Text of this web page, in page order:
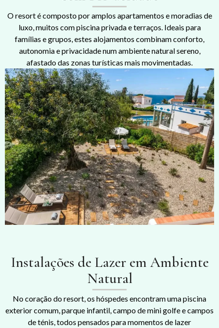
O resort é composto por amplos apartamentos e moradias de
luxo, muitos com piscina privada e terraços. Ideais para
famílias e grupos, estes alojamentos combinam conforto,
autonomia e privacidade num ambiente natural sereno,
afastado das zonas turísticas mais movimentadas.
Instalações de Lazer em Ambiente
Natural
No coração do resort, os hóspedes encontram uma piscina
exterior comum, parque infantil, campo de mini golfe e campos
de ténis, todos pensados para momentos de lazer